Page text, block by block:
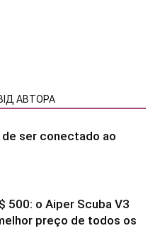
АВТОРА
de ser conectado ao
500: o Aiper Scuba V3
preço de todos os